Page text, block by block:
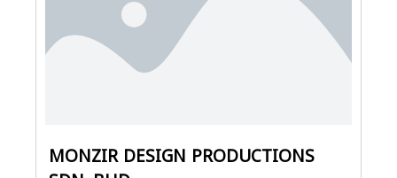
MONZIR DESIGN PRODUCTIONS